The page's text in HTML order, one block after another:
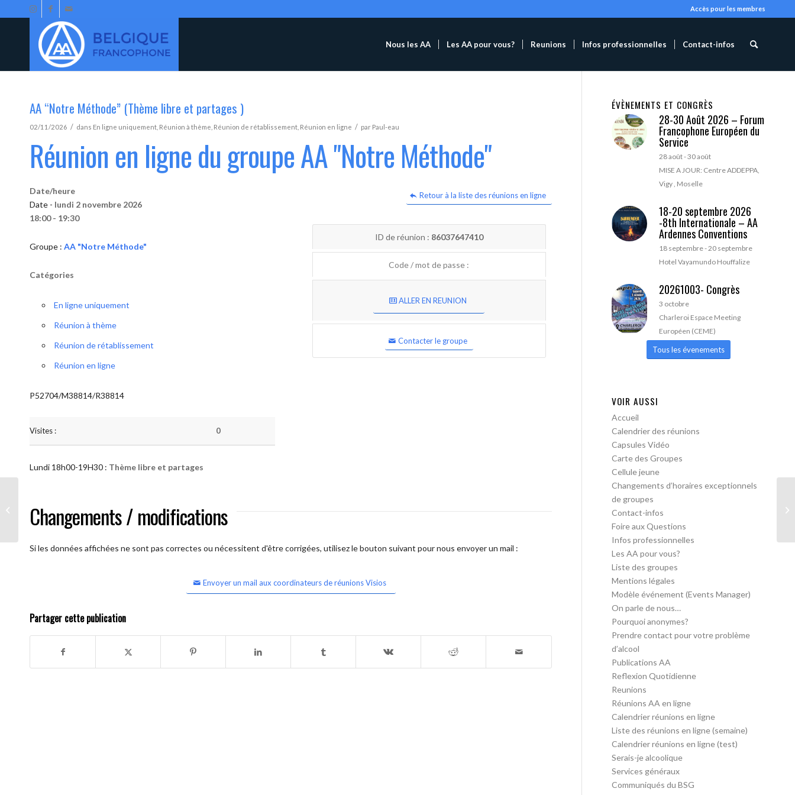
Accès pour les membres
Nous les AA Les AA pour vous? Reunions Infos professionnelles Contact-infos
AA “Notre Méthode” (Thème libre et partages )
02/11/2026 / dans En ligne uniquement Réunion à thème Réunion de rétablissement Réunion en ligne / par Paul-eau
Réunion en ligne du groupe AA "Notre Méthode"
Retour à la liste des réunions en ligne
Date/heure
Date - lundi 2 novembre 2026
18:00 - 19:30
Groupe : AA "Notre Méthode"
Catégories
En ligne uniquement
Réunion à thème
Réunion de rétablissement
Réunion en ligne
P52704/M38814/R38814
Visites : 0
ID de réunion : 86037647410
Code / mot de passe :
ALLER EN REUNION
Contacter le groupe
Lundi 18h00-19H30 : Thème libre et partages
Changements / modifications
Si les données affichées ne sont pas correctes ou nécessitent d'être corrigées, utilisez le bouton suivant pour nous envoyer un mail :
Envoyer un mail aux coordinateurs de réunions Visios
Partager cette publication
ÉVÈNEMENTS ET CONGRÈS
28-30 Août 2026 – Forum
Francophone Européen du
Service
28 août-30 août
MISE A JOUR: Centre ADDEPPA,
Vigy , Moselle
18-20 septembre 2026
-8th Internationale – AA
Ardennes Conventions
18 septembre-20 septembre
Hotel Vayamundo Houffalize
20261003- Congrès
3 octobre
Charleroi Espace Meeting
Européen (CEME)
Tous les évenements
VOIR AUSSI
Accueil
Calendrier des réunions
Capsules Vidéo
Carte des Groupes
Cellule jeune
Changements d’horaires exceptionnels
de groupes
Contact-infos
Foire aux Questions
Infos professionnelles
Les AA pour vous?
Liste des groupes
Mentions légales
Modèle événement (Events Manager)
On parle de nous…
Pourquoi anonymes?
Prendre contact pour votre problème
d’alcool
Publications AA
Reflexion Quotidienne
Reunions
Réunions AA en ligne
Calendrier réunions en ligne
Liste des réunions en ligne (semaine)
Calendrier réunions en ligne (test)
Serais-je alcoolique
Services généraux
Communiqués du BSG
partages )